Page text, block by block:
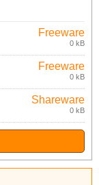
Freeware
0 kB
Freeware
0 kB
Shareware
0 kB